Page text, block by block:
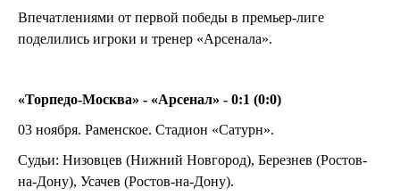
Впечатлениями от первой победы в премьер-лиге
поделились игроки и тренер «Арсенала».
«Торпедо-Москва» - «Арсенал» - 0:1 (0:0)
03 ноября. Раменское. Стадион «Сатурн».
Судьи: Низовцев (Нижний Новгород), Березнев (Ростов-
на-Дону), Усачев (Ростов-на-Дону).